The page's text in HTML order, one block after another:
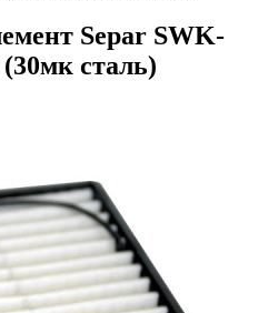
Separ SWK-
сталь)